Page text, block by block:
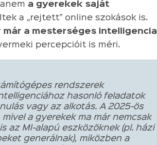
a gyerekek saját
a „rejtett” online szokások is.
már a mesterséges intelligencia
percepcióit is méri.
rendszerek
hasonló feladatok
vagy az alkotás. A 2025-ös
a gyerekek ma már nemcsak
az MI-alapú eszközöknek (pl. házi
generálnak), miközben a